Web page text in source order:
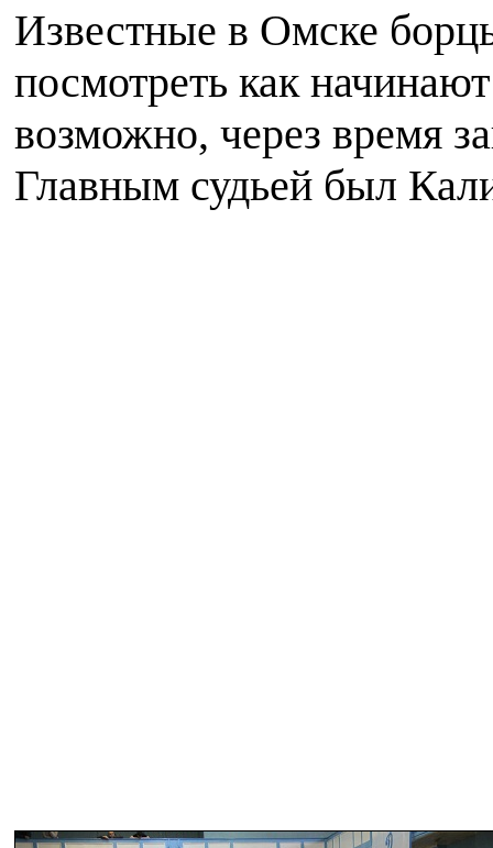
Известные в Омске
посмотреть как
возможно, через время
Главным судьей был